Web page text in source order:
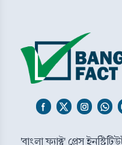
'বাংলা ফ্যাক্ট' প্রেস